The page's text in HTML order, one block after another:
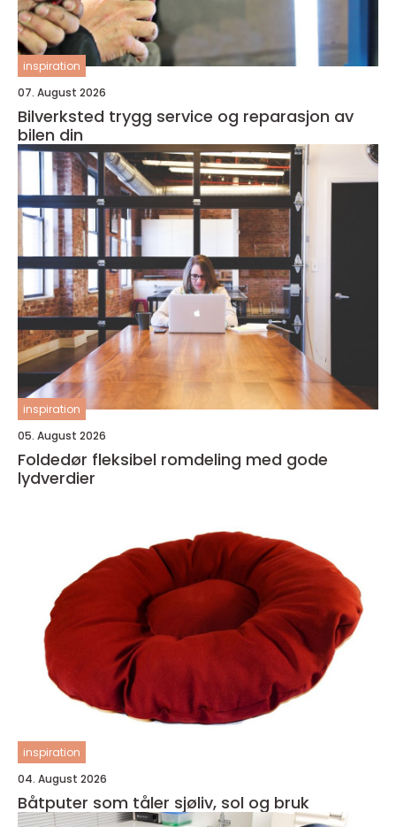
inspiration
07. August 2026
Bilverksted trygg service og reparasjon av
bilen din
inspiration
05. August 2026
Foldedør fleksibel romdeling med gode
lydverdier
inspiration
04. August 2026
Båtputer som tåler sjøliv, sol og bruk